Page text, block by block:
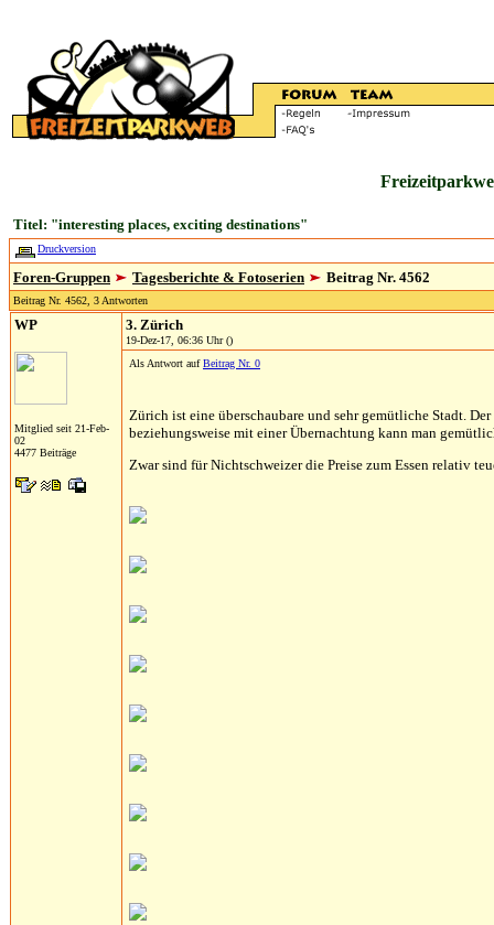
Titel: "interesting places, exciting destinations"
Druckversion
Foren-Gruppen Tagesberichte & Fotoserien Beitrag Nr. 4562
Beitrag Nr. 4562, 3 Antworten
WP
Mitglied seit 21-Feb-
02
4477 Beiträge
3. Zürich
19-Dez-17, 06:36 Uhr ()
Als Antwort aufBeitrag Nr. 0
Zürich ist eine überschaubare und sehr gemütliche Stadt.
beziehungsweise mit einer Übernachtung kann man
Zwar sind für Nichtschweizer die Preise zum Essen relativ